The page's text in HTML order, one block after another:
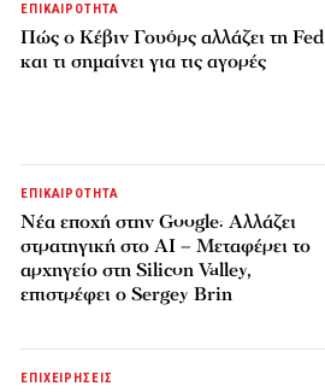
ΕΠΙΚΑΙΡΟΤΗΤΑ
Πώς ο Κέβιν Γουόρς αλλάζει τη Fed
και τι σημαίνει για τις αγορές
ΕΠΙΚΑΙΡΟΤΗΤΑ
Νέα εποχή στην Google: Αλλάζει
στρατηγική στο AI – Μεταφέρει το
αρχηγείο στη Silicon Valley,
επιστρέφει ο Sergey Brin
ΕΠΙΧΕΙΡΗΣΕΙΣ